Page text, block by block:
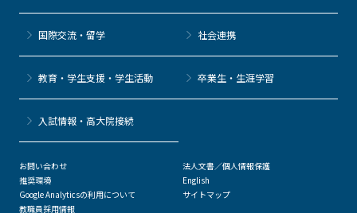
国際交流・留学 社会連携
教育・学生支援・学生活動 卒業生・生涯学習
⼊試情報・高大院接続
お問い合わせ
推奨環境
Google Analyticsの利用について
教職員採用情報
法人文書／個人情報保護
English
サイトマップ